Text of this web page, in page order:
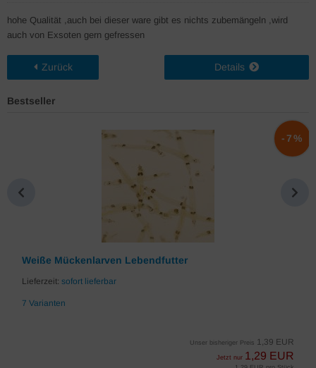
hohe Qualität ,auch bei dieser ware gibt es nichts zubemängeln ,wird
auch von Exsoten gern gefressen
Zurück Details
Bestseller
Weiße Mückenlarven Lebendfutter
Lieferzeit: sofort lieferbar
7 Varianten
Unser bisheriger Preis 1,39 EUR
Jetzt nur 1,29 EUR
-7%